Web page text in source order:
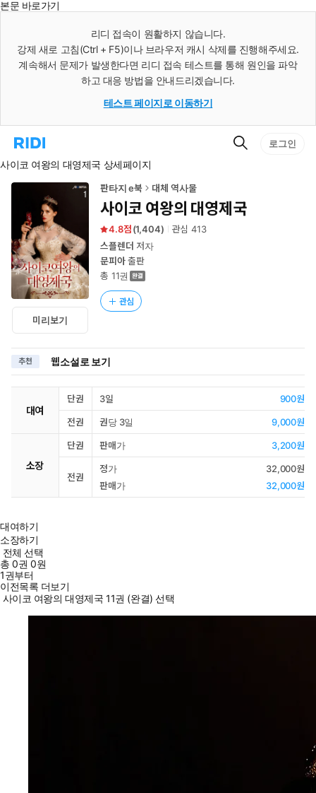
본문 바로가기
리디 접속이 원활하지 않습니다.
강제 새로 고침(Ctrl + F5)이나 브라우저 캐시 삭제를 진행해주세요.
계속해서 문제가 발생한다면 리디 접속 테스트를 통해 원인을 파악
하고 대응 방법을 안내드리겠습니다.
테스트 페이지로 이동하기
리
홈
로
검
로그인
사이코 여왕의 대영제국 상세페이지
미리보기
판타지 e북 대체 역사물
사이코 여왕의 대영제국
4.8 (1,404) 관심413
스플렌더 저자
문피아출판
총 11권
관심
추천 웹소설로 보기
대여
단권 3일 900원
전권 권당 3일 9,000원
소장
단권 판매가 3,200원
전권
정가
32,000원
판매가
32,000원
대여하기
소장하기
전체 선택
총0권 0원
1권부터
이전목록 더보기
사이코 여왕의 대영제국 11권 (완결) 선택